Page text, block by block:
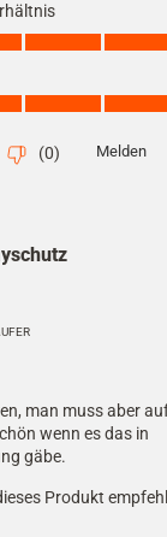
4.0 von 5
(0) Melden
man muss aber
wenn es das in
gäbe.
Produkt